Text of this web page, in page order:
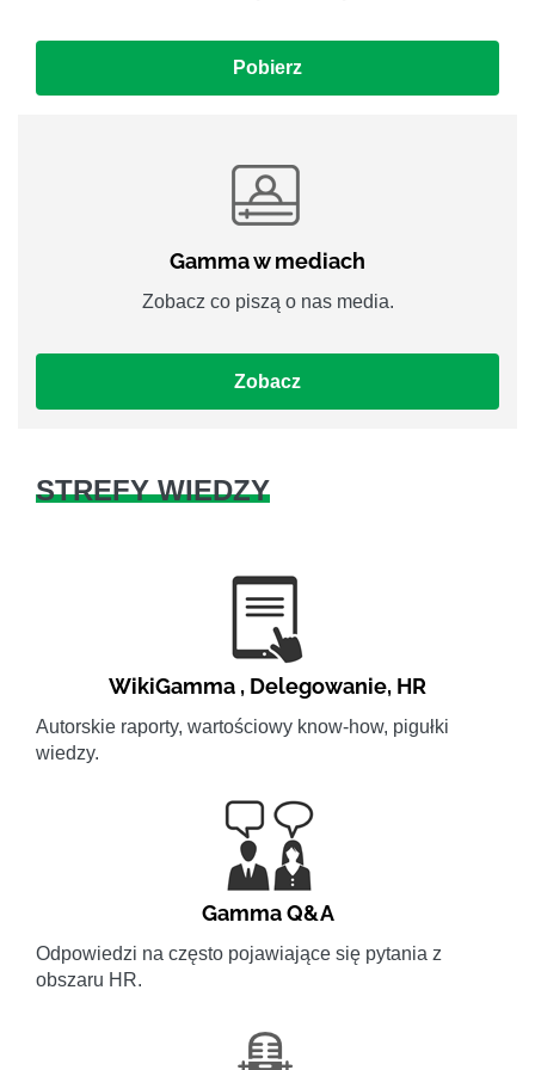
Pobierz
Gamma w mediach
Zobacz co piszą o nas media.
Zobacz
STREFY WIEDZY
WikiGamma , Delegowanie, HR
Autorskie raporty, wartościowy know-how, pigułki
wiedzy.
Gamma Q&A
Odpowiedzi na często pojawiające się pytania z
obszaru HR.